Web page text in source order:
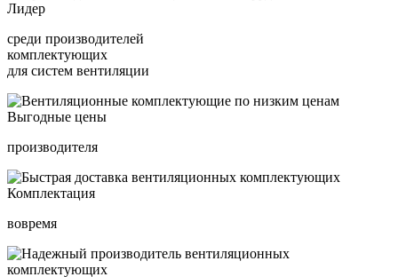
Лидер
среди производителей
комплектующих
для систем вентиляции
Выгодные цены
производителя
Комплектация
вовремя